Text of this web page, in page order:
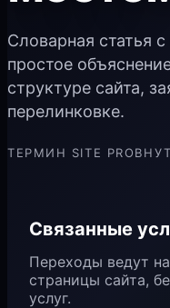
Словарная статья
простое
структуре сайта,
перелинковке.
ТЕРМИН SITE PRO
Связанные
Переходы ведут
страницы сайта,
услуг.